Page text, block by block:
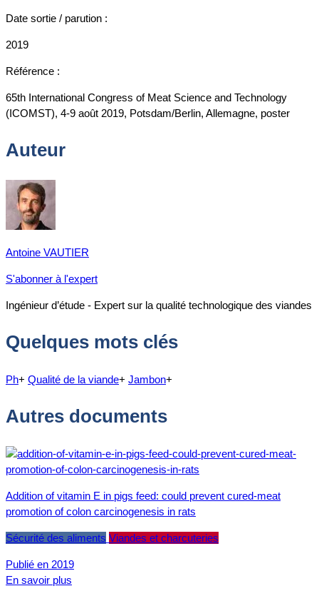
Date sortie / parution :
2019
Référence :
65th International Congress of Meat Science and Technology
(ICOMST), 4-9 août 2019, Potsdam/Berlin, Allemagne, poster
Auteur
Antoine VAUTIER
S'abonner à l'expert
Ingénieur d’étude - Expert sur la qualité technologique des viandes
Quelques mots clés
Ph+ Qualité de la viande+ Jambon+
Autres documents
Addition of vitamin E in pigs feed: could prevent cured-meat
promotion of colon carcinogenesis in rats
Sécurité des aliments Viandes et charcuteries
Publié en 2019
En savoir plus